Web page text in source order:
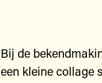
Bij de
een kleine collage